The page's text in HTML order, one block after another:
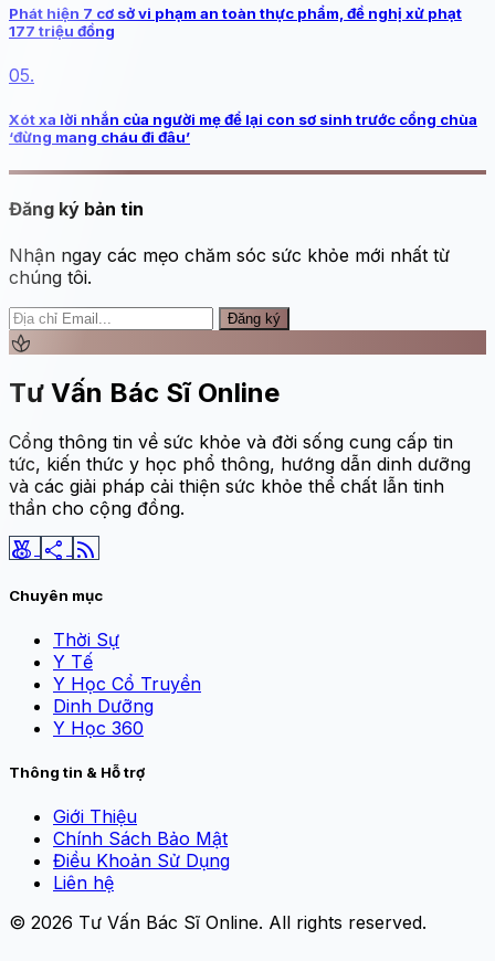
Phát hiện 7 cơ sở vi phạm an toàn thực phẩm, đề nghị xử phạt
177 triệu đồng
05.
Xót xa lời nhắn của người mẹ để lại con sơ sinh trước cổng chùa
‘đừng mang cháu đi đâu’
Đăng ký bản tin
Nhận ngay các mẹo chăm sóc sức khỏe mới nhất từ
chúng tôi.
Đăng ký
spa
Tư Vấn Bác Sĩ Online
Cổng thông tin về sức khỏe và đời sống cung cấp tin
tức, kiến thức y học phổ thông, hướng dẫn dinh dưỡng
và các giải pháp cải thiện sức khỏe thể chất lẫn tinh
thần cho cộng đồng.
social_leaderboard share rss_feed
Chuyên mục
Thời Sự
Y Tế
Y Học Cổ Truyền
Dinh Dưỡng
Y Học 360
Thông tin & Hỗ trợ
Giới Thiệu
Chính Sách Bảo Mật
Điều Khoản Sử Dụng
Liên hệ
© 2026 Tư Vấn Bác Sĩ Online. All rights reserved.